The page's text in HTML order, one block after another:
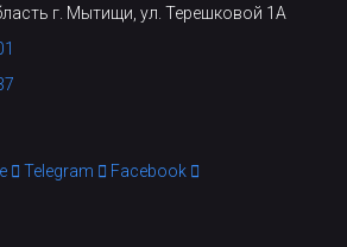
г. Мытищи, ул. Терешковой 1А
Telegram
Facebook